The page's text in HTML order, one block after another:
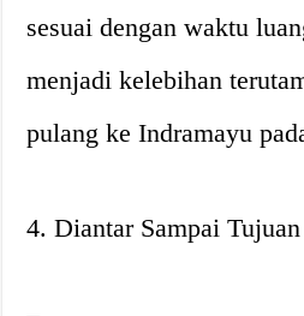
sesuai dengan waktu
menjadi kelebihan
pulang ke Indramayu
4. Diantar Sampai Tujuan